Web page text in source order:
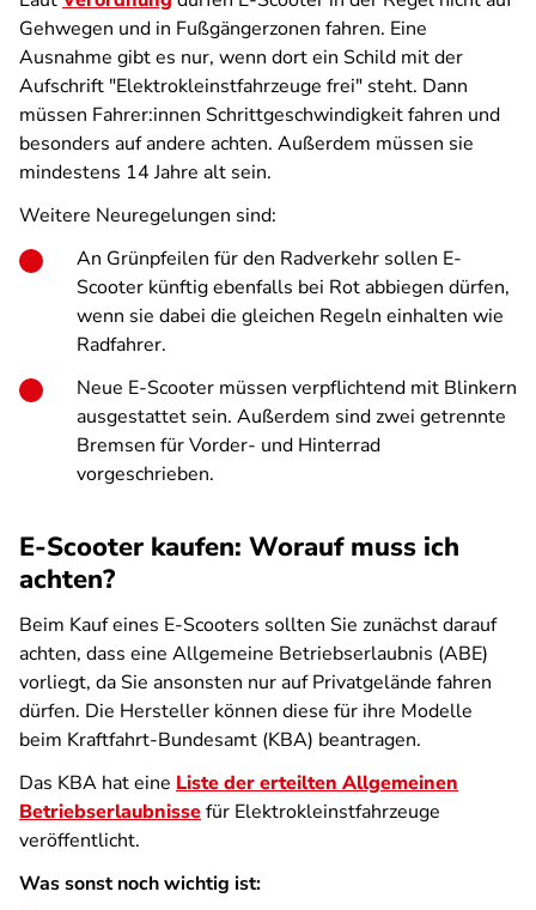
Gehwegen und in Fußgängerzonen fahren. Eine
Ausnahme gibt es nur, wenn dort ein Schild mit der
Aufschrift "Elektrokleinstfahrzeuge frei" steht. Dann
müssen Fahrer:innen Schrittgeschwindigkeit fahren und
besonders auf andere achten. Außerdem müssen sie
mindestens 14 Jahre alt sein.
Weitere Neuregelungen sind:
An Grünpfeilen für den Radverkehr sollen E-
Scooter künftig ebenfalls bei Rot abbiegen dürfen,
wenn sie dabei die gleichen Regeln einhalten wie
Radfahrer.
Neue E-Scooter müssen verpflichtend mit Blinkern
ausgestattet sein. Außerdem sind zwei getrennte
Bremsen für Vorder- und Hinterrad
vorgeschrieben.
E-Scooter kaufen: Worauf muss ich
achten?
Beim Kauf eines E-Scooters sollten Sie zunächst darauf
achten, dass eine Allgemeine Betriebserlaubnis (ABE)
vorliegt, da Sie ansonsten nur auf Privatgelände fahren
dürfen. Die Hersteller können diese für ihre Modelle
beim Kraftfahrt-Bundesamt (KBA) beantragen.
Das KBA hat eine Liste der erteilten Allgemeinen
Betriebserlaubnissefür Elektrokleinstfahrzeuge
veröffentlicht.
Was sonst noch wichtig ist: